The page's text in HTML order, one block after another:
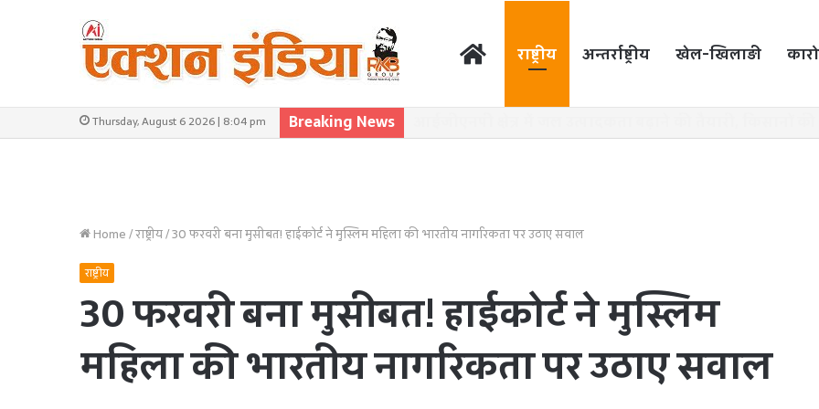
राष्ट्रीय अन्तर्राष्ट्रीय खेल-खिलाड़ी
Thursday, August 6 2026 | 8:04 pm Breaking News
Home/राष्ट्रीय/30 फरवरी बना मुसीबत! हाईकोर्ट ने मुस्लिम महिला की भारतीय नागरिकता पर उठाए सवाल
राष्ट्रीय
30 फरवरी बना मुसीबत! हाईकोर्ट ने मुस्लिम
महिला की भारतीय नागरिकता पर उठाए सवाल